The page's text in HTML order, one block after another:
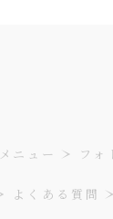
メニュー フォ
よくある質問